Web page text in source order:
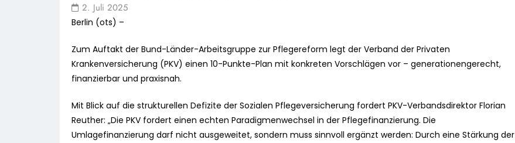
2. Juli 2025
Berlin (ots) –
Zum Auftakt der Bund-Länder-Arbeitsgruppe zur Pflegereform legt der Verband der Privaten
Krankenversicherung (PKV) einen 10-Punkte-Plan mit konkreten Vorschlägen vor – generationengerecht,
finanzierbar und praxisnah.
Mit Blick auf die strukturellen Defizite der Sozialen Pflegeversicherung fordert PKV-Verbandsdirektor Florian
Reuther: „Die PKV fordert einen echten Paradigmenwechsel in der Pflegefinanzierung. Die
Umlagefinanzierung darf nicht ausgeweitet, sondern muss sinnvoll ergänzt werden: Durch eine Stärkung der